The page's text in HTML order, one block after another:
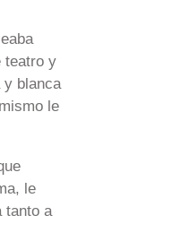
teatro y
y blanca
le
le
tanto a